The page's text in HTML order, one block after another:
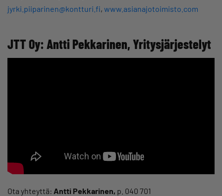
jyrki.piiparinen@kontturi.fi, www.asianajotoimisto.com
JTT Oy: Antti Pekkarinen, Yritysjärjestelyt
Ota yhteyttä: Antti Pekkarinen, p. 040 701